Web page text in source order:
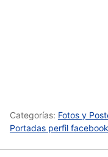
Categorías: Fotos y
Portadas perfil facebook